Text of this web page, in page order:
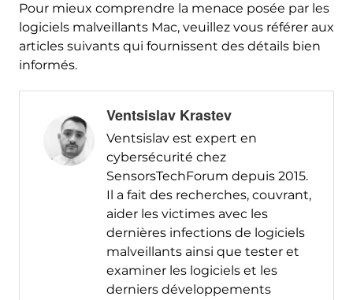
Pour mieux comprendre la menace posée par les
logiciels malveillants Mac, veuillez vous référer aux
articles suivants qui fournissent des détails bien
informés.
Ventsislav Krastev
Ventsislav est expert en
cybersécurité chez
SensorsTechForum depuis 2015.
Il a fait des recherches, couvrant,
aider les victimes avec les
dernières infections de logiciels
malveillants ainsi que tester et
examiner les logiciels et les
derniers développements